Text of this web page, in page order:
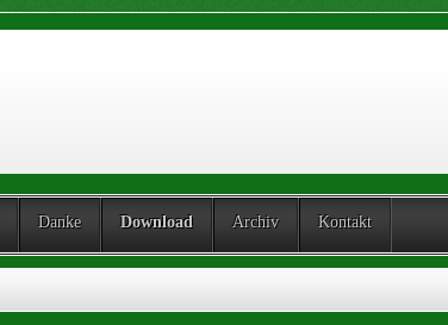
Danke Download Archiv Kontakt